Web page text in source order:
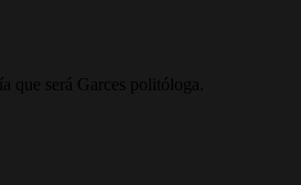
que será Garces politóloga.